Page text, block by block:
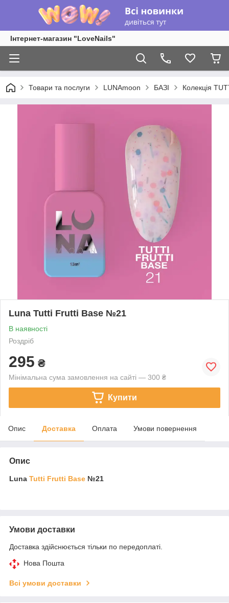
Інтернет-магазин "LoveNails"
Товари та послуги LUNAmoon БАЗІ Колекція
Luna Tutti Frutti Base №21
В наявності
Роздріб
295 ₴
Мінімальна сума замовлення на сайті — 300 ₴
Купити
Опис Доставка Оплата Умови повернення
Опис
Luna Tutti Frutti Base №21
Умови доставки
Доставка здійснюється тільки по передоплаті.
Нова Пошта
Всі умови доставки